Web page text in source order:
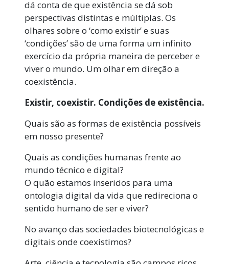
dá conta de que existência se dá sob
perspectivas distintas e múltiplas. Os
olhares sobre o ‘como existir’ e suas
‘condições’ são de uma forma um infinito
exercício da própria maneira de perceber e
viver o mundo. Um olhar em direção a
coexistência.
Existir, coexistir. Condições de existência.
Quais são as formas de existência possíveis
em nosso presente?
Quais as condições humanas frente ao
mundo técnico e digital?
O quão estamos inseridos para uma
ontologia digital da vida que redireciona o
sentido humano de ser e viver?
No avanço das sociedades biotecnológicas e
digitais onde coexistimos?